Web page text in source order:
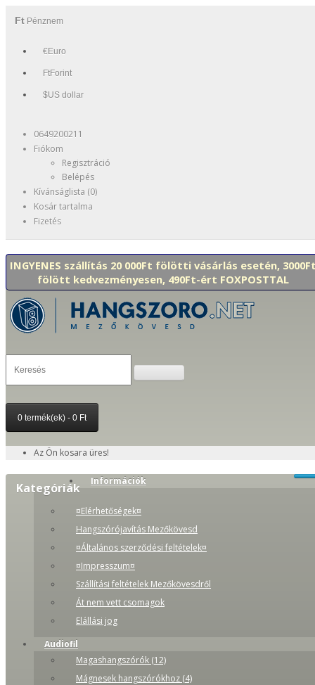
Ft Pénznem
€Euro
FtForint
$US dollar
0649200211
Fiókom
Regisztráció
Belépés
Kívánságlista (0)
Kosár tartalma
Fizetés
INGYENES szállítás 20 000Ft fölötti vásárlás esetén,
fölött kedvezményesen, 490Ft-ért FOXPOSTTAL
0 termék(ek) - 0 Ft
Az Ön kosara üres!
Kategóriák Információk
¤Elérhetőségek¤
Hangszórójavítás Mezőkövesd
¤Általános szerződési feltételek¤
¤Impresszum¤
Szállítási feltételek Mezőkövesdről
Át nem vett csomagok
Elállási jog
Audiofil
Magashangszórók (12)
Mágnesek hangszórókhoz (4)